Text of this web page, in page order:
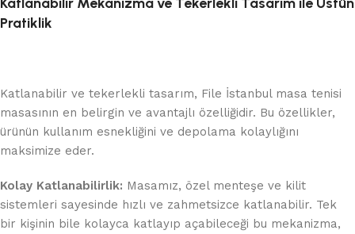
Pratiklik
Katlanabilir ve tekerlekli tasarım, File İstanbul masa tenisi
masasının en belirgin ve avantajlı özelliğidir. Bu özellikler,
ürünün kullanım esnekliğini ve depolama kolaylığını
maksimize eder.
Kolay Katlanabilirlik: Masamız, özel menteşe ve kilit
sistemleri sayesinde hızlı ve zahmetsizce katlanabilir. Tek
bir kişinin bile kolayca katlayıp açabileceği bu mekanizma,